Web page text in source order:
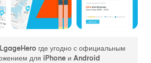
где угодно с официальным
для iPhone и Android